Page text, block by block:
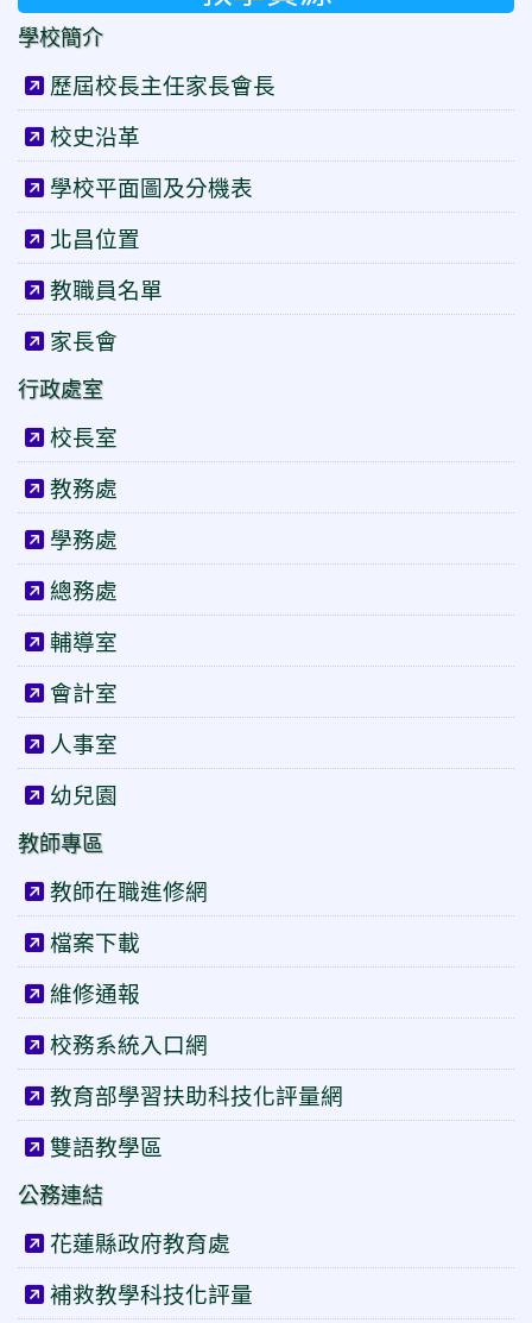
學校簡介
歷屆校長主任家長會長
校史沿革
學校平面圖及分機表
北昌位置
教職員名單
家長會
行政處室
校長室
教務處
學務處
總務處
輔導室
會計室
人事室
幼兒園
教師專區
教師在職進修網
檔案下載
維修通報
校務系統入口網
教育部學習扶助科技化評量網
雙語教學區
公務連結
花蓮縣政府教育處
補救教學科技化評量